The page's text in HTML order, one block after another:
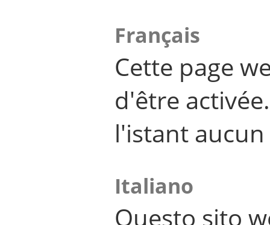
Français
Cette page
d'être
l'istant
Italiano
Questo sito